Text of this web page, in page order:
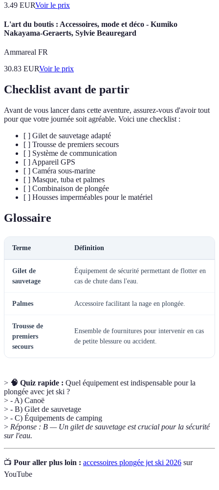
3.49 EURVoir le prix
L'art du boutis : Accessoires, mode et déco - Kumiko
Nakayama-Geraerts, Sylvie Beauregard
Ammareal FR
30.83 EURVoir le prix
Checklist avant de partir
Avant de vous lancer dans cette aventure, assurez-vous d'avoir tout
pour que votre journée soit agréable. Voici une checklist :
[ ] Gilet de sauvetage adapté
[ ] Trousse de premiers secours
[ ] Système de communication
[ ] Appareil GPS
[ ] Caméra sous-marine
[ ] Masque, tuba et palmes
[ ] Combinaison de plongée
[ ] Housses imperméables pour le matériel
Glossaire
Terme Définition
Gilet de
sauvetage
Équipement de sécurité permettant de flotter en
cas de chute dans l'eau.
Palmes Accessoire facilitant la nage en plongée.
Trousse de
premiers
secours
Ensemble de fournitures pour intervenir en cas
de petite blessure ou accident.
> 🧠 Quiz rapide : Quel équipement est indispensable pour la
plongée avec jet ski ?
> - A) Canoë
> - B) Gilet de sauvetage
> - C) Équipements de camping
> Réponse : B — Un gilet de sauvetage est crucial pour la sécurité
sur l'eau.
📺 Pour aller plus loin : accessoires plongée jet ski 2026 sur
YouTube